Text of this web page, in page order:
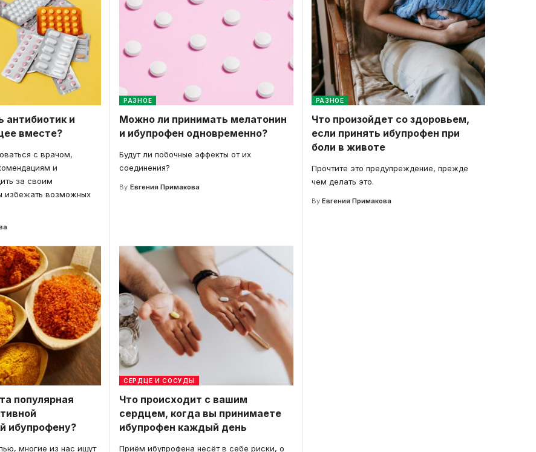
антибиотик и
вместе?
с врачом,
и
за своим
избежать возможных
РАЗНОЕ
Можно ли принимать мелатонин
и ибупрофен одновременно?
Будут ли побочные эффекты от их
соединения?
By Евгения Примакова
РАЗНОЕ
Что произойдет со здоровьем,
если принять ибупрофен при
боли в животе
Прочтите это предупреждение, прежде
чем делать это.
By Евгения Примакова
популярная
ибупрофену?
многие из нас ищут
СЕРДЦЕ И СОСУДЫ
Что происходит с вашим
сердцем, когда вы принимаете
ибупрофен каждый день
Приём ибупрофена несёт в себе риски, о